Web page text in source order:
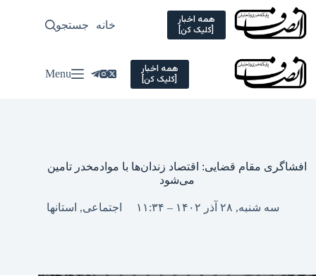
Skip
content
همه اخبار
[کلیک کن] خانه سیاسی
جستجو
همه اخبار
[کلیک کن] Menu
افشاگری مقام قضایی: اقتصاد زندان‌ها با موادمخدر تامین
می‌شود
سه شنبه, ۲۸ آذر ۱۴۰۲ – ۱۱:۳۴ اجتماعی, استانها